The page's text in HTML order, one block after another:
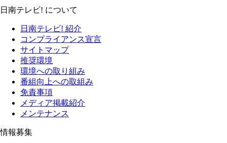
日南テレビ! について
日南テレビ! 紹介
コンプライアンス宣言
サイトマップ
推奨環境
環境への取り組み
番組向上への取組み
免責事項
メディア掲載紹介
メンテナンス
情報募集